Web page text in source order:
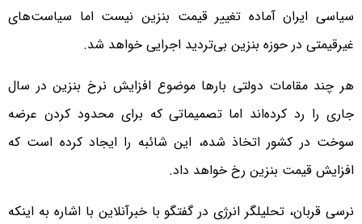
سیاسی ایران آماده تغییر قیمت بنزین نیست اما سیاست‌های
غیرقیمتی در حوزه بنزین بی‌تردید اجرایی خواهد شد.
هر چند مقامات دولتی بارها موضوع افزایش نرخ بنزین در سال
جاری را رد کرده‌اند اما تصمیماتی که برای محدود کردن عرضه
سوخت در کشور اتخاذ شده، این شائبه را ایجاد کرده است که
افزایش قیمت بنزین رخ خواهد داد.
نرسی قربان، تحلیلگر انرژی در گفتگو با خبرآنلاین با اشاره به اینکه